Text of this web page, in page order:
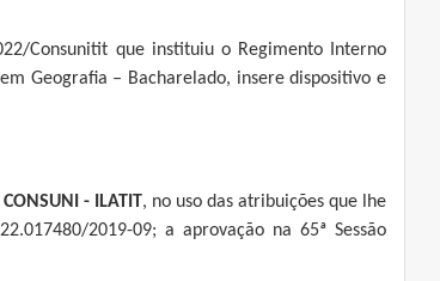
Consunitit que instituiu o Regimento Interno
Geografia – Bacharelado, insere dispositivo e
- ILATIT, no uso das atribuições que lhe
2019-09; a aprovação na 65ª Sessão